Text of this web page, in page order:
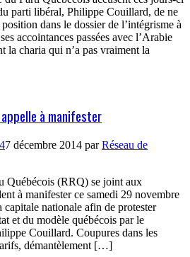
parti libéral, Philippe Couillard, de ne
dans le dossier de l’intégrisme à
accointances passées avec l’Arabie
la charia qui n’a pas vraiment la
à manifester
7 décembre 2014 parRéseau de
Québécois (RRQ) se joint aux
à manifester ce samedi 29 novembre
capitale nationale afin de protester
et du modèle québécois par le
Couillard. Coupures dans les
démantèlement […]